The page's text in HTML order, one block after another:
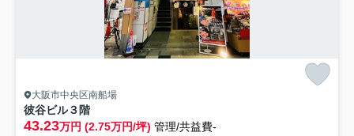
大阪市中央区南船場
彼谷ビル３階
43.23万円 (2.75万円/坪) 管理/共益費-